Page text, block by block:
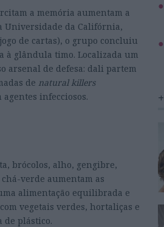
a memória aumentam a
Universidade da Califórnia,
de cartas), o grupo concluiu
à glândula timo. Localizada um
arsenal de defesa: dali partem
de natural killers
infecciosos.
brócolos, alho, gengibre,
verde aumentam as
alimentação equilibrada e
vegetais verdes, hortaliças e
de plástico.